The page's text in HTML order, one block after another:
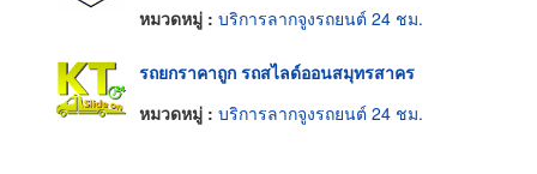
หมวดหมู่ : บริการลากจูงรถยนต์ 24 ชม.
รถยกราคาถูก รถสไลด์ออนสมุทรสาคร
หมวดหมู่ : บริการลากจูงรถยนต์ 24 ชม.